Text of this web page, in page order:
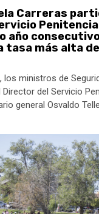
Carreras
año
tasa más alta
ministros de
del Servicio
general Osvaldo